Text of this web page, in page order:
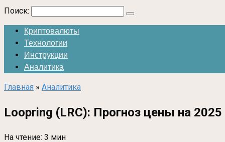
Поиск:
Криптовалюты
Технологии
Инструкции
Аналитика
Главная » Аналитика
Loopring (LRC): Прогноз цены на 2025
На чтение: 3 мин